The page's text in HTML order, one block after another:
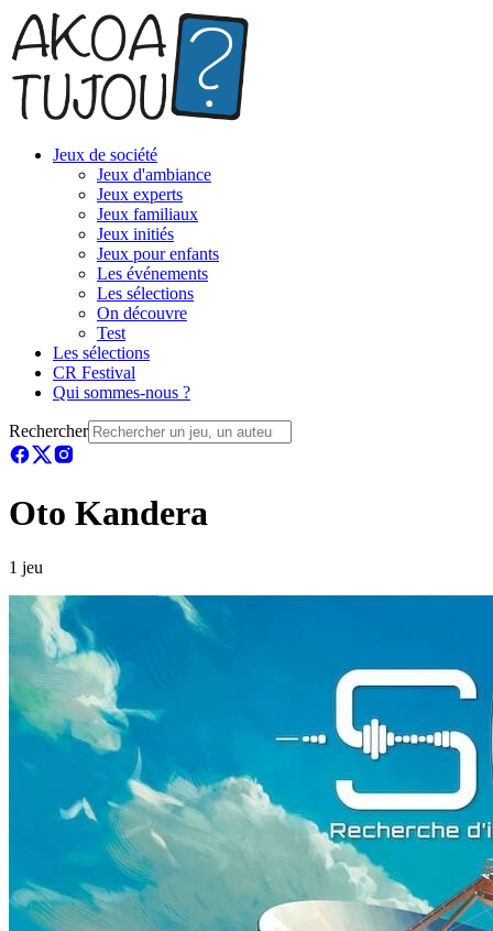
Jeux de société
Jeux d'ambiance
Jeux experts
Jeux familiaux
Jeux initiés
Jeux pour enfants
Les événements
Les sélections
On découvre
Test
Les sélections
CR Festival
Qui sommes-nous ?
Rechercher
Oto Kandera
1 jeu